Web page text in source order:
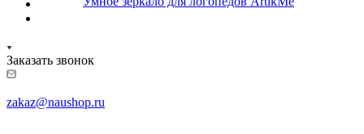
Заказать звонок
zakaz@naushop.ru